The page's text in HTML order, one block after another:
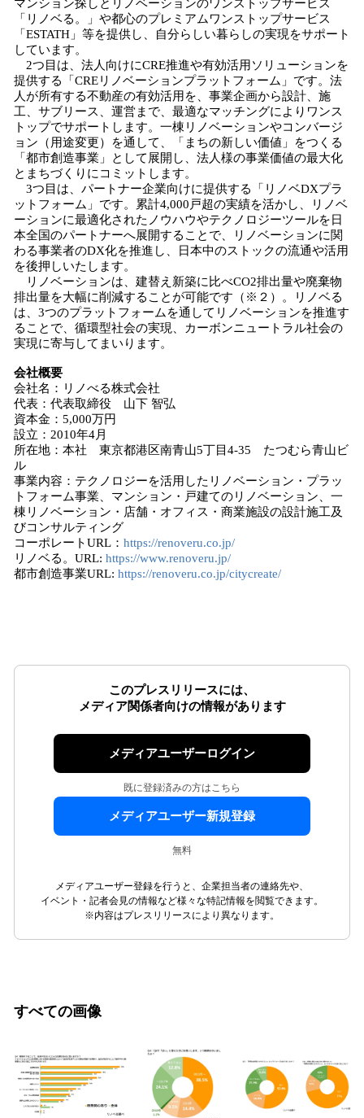
マンション探しとリノベーションのワンストップサービス
「リノベる。」や都心のプレミアムワンストップサービス
「ESTATH」等を提供し、自分らしい暮らしの実現をサポート
しています。
2つ目は、法人向けにCRE推進や有効活用ソリューションを
提供する「CREリノベーションプラットフォーム」です。法
人が所有する不動産の有効活用を、事業企画から設計、施
工、サブリース、運営まで、最適なマッチングによりワンス
トップでサポートします。一棟リノベーションやコンバージ
ョン（用途変更）を通して、「まちの新しい価値」をつくる
「都市創造事業」として展開し、法人様の事業価値の最大化
とまちづくりにコミットします。
3つ目は、パートナー企業向けに提供する「リノベDXプラ
ットフォーム」です。累計4,000戸超の実績を活かし、リノベ
ーションに最適化されたノウハウやテクノロジーツールを日
本全国のパートナーへ展開することで、リノベーションに関
わる事業者のDX化を推進し、日本中のストックの流通や活用
を後押しいたします。
リノベーションは、建替え新築に比べCO2排出量や廃棄物
排出量を大幅に削減することが可能です（※２）。リノベる
は、3つのプラットフォームを通してリノベーションを推進す
ることで、循環型社会の実現、カーボンニュートラル社会の
実現に寄与してまいります。
会社概要
会社名：リノべる株式会社
代表：代表取締役 山下 智弘
資本金：5,000万円
設立：2010年4月
所在地：本社 東京都港区南青山5丁目4‐35 たつむら青山ビ
ル
事業内容：テクノロジーを活用したリノベーション・プラッ
トフォーム事業、マンション・戸建てのリノベーション、一
棟リノベーション・店舗・オフィス・商業施設の設計施工及
びコンサルティング
コーポレートURL： https://renoveru.co.jp/
リノベる。URL: https://www.renoveru.jp/
都市創造事業URL: https://renoveru.co.jp/citycreate/
このプレスリリースには、
メディア関係者向けの情報があります
メディアユーザーログイン
既に登録済みの方はこちら
メディアユーザー新規登録
無料
メディアユーザー登録を行うと、企業担当者の連絡先や、
イベント・記者会見の情報など様々な特記情報を閲覧できます。
※内容はプレスリリースにより異なります。
すべての画像